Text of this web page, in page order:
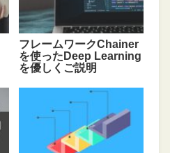
フレームワークChainer
を使ったDeep Learning
を優しくご説明